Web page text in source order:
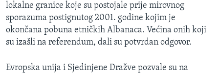
O GLASU AMERIKE
Learning English
PRATITE NAS
lokalne granice koje su postojale prije mirovnog
sporazuma postignutog 2001. godine kojim je
okončana pobuna etničkih Albanaca. Većina onih koji
su izašli na referendum, dali su potvrdan odgovor.
Evropska unija i Sjedinjene Dražve pozvale su na